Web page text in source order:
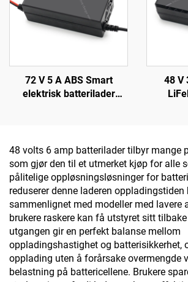
72 V 5 A ABS Smart
elektrisk batterilader
48 V
48 volts 6 amp batterilader tilbyr mange
som gjør den til et utmerket kjøp for alle
pålitelige oppløsningsløsninger for
reduserer denne laderen oppladingstiden
sammenlignet med modeller med lavere
brukere raskere kan få utstyret sitt
utgangen gir en perfekt balanse mellom
oppladingshastighet og batterisikkerhet,
opplading uten å forårsake overmengde
belastning på battericellene. Brukere